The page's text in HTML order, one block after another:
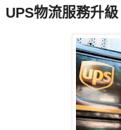
UPS物流服務升